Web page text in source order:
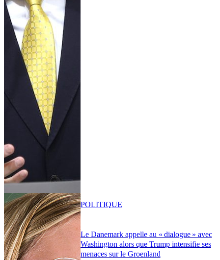
Le Danemark appelle au « dialogue » avec
Washington alors que Trump intensifie ses
menaces sur le Groenland
POLITIQUE